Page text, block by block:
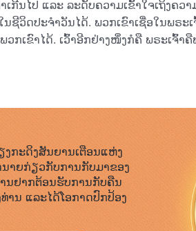
ກີນໄປ ແລະ ລະດັບຄວາມເຂົ້າໃຈເຖິງຄວ
ຊີວິດປະຈຳວັນໄດ້. ພວກເຂົາເຊື່ອໃນພຣະ
ວກເຂົາໄດ້. ເວົ້າອີກຢ່າງໜຶ່ງກໍຄື ພຣະເຈົ້
ນໂດຍພຣະອົງ. ແທ້ຈິງແລ້ວ ບໍ່ແມ່ນເປັນຍ້
ມ ຄວາມເຊື່ອຂອງພວກເຂົາທີ່ຢູ່ໃນພຣະເ
ເຂົາມີໃນອະດີດ ແລະ ວິທີການເຮັດສິ່ງຕ່
ພຣະເຈົ້າ ແລະ ເລີ່ມຕົ້ນເຮັດຕາມເຈດຕະ
ເລີ່ມຕົ້ນເຊື່ອໃນພຣະເຈົ້າ ພວກເຂົາພຽງ
ຕໍ່ກັບຄົນອື່ນໂດຍອີງໃສ່ຮາກຖານປັດຊະຍາກ່
ນີ້ແມ່ນເກີດຂຶ້ນສຳລັບເກົ້າຄົນໃນທຸກໆສິບ
ຈົ້າ. ມະນຸດລົ້ມເຫຼວໃນການເຮັດຕາມພຣະ
າຄົນໆໜຶ່ງຫາກໍ່ເລີ່ມເຊື່ອ ຫຼື ເຊື່ອມາເປັນເ
ນແຕ່ໜ້ອຍດຽວ. ການສະແຫວງຫາຂອງພວ
ພວກເຂົາກໍ່ບໍ່ໄດ້ອຸທິດຕົນໃຫ້ກັບພຣະເຈົ້າທັ
ກເຂົາໃນພຣະເຈົ້າເປັນການປະສົມປະສາ
ແລະ ຕາອີກຂ້າງປິດຢູ່ ແລະ ບໍ່ຈິງຈັງໃນກ
າງປິດສະໜາ. ແມ່ນຫຍັງຄືປະເດັນຂອງທຸກ
ຕ້ອງ. ຖ້າເຈົ້າເຊື່ອໃນພຣະເຈົ້າ, ເຈົ້າບໍ່ຄວ
. ຜ່ານການສ່ອງສະຫວ່າງຂອງພຣະອົງ ແລ
າກົດຕົວ ແລະ ພາລະກິດຂອງພຣະເຈົ້າ. ເນື່ອງຈາ
ງກະດິງສັນຍານເຕືອນແຫ່ງ
າຍກ່ຽວກັບການກັບມາຂອງ
ານຢາກຕ້ອນຮັບການກັບຄືນ
ານ ແລະໄດ້ໂອກາດປົກປ້ອງ